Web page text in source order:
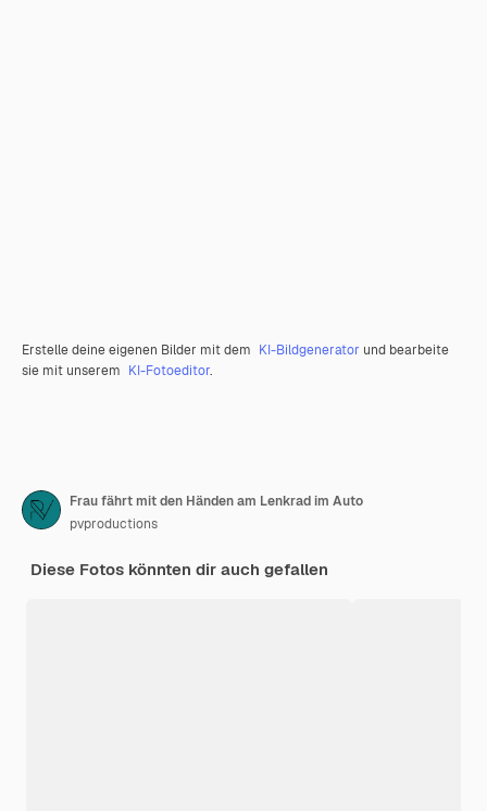
Erstelle deine eigenen Bilder mit dem KI-Bildgenerator und bearbeite
sie mit unserem KI-Fotoeditor.
Frau fährt mit den Händen am Lenkrad im Auto
pvproductions
Diese Fotos könnten dir auch gefallen